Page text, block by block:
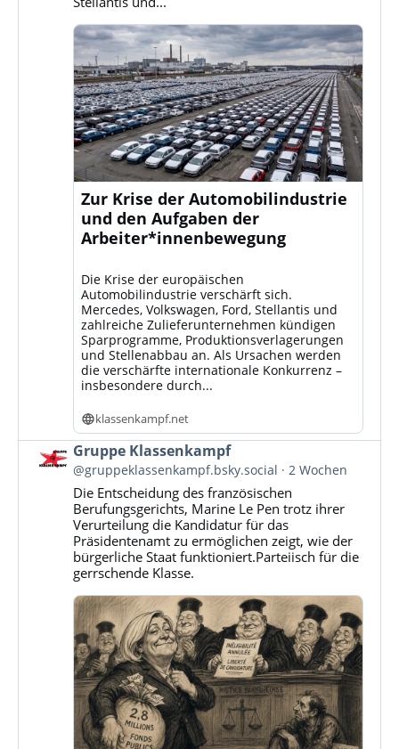
Zur Krise der Automobilindustrie
und den Aufgaben der
Arbeiter*innenbewegung
Die Krise der europäischen
Automobilindustrie verschärft sich.
Mercedes, Volkswagen, Ford, Stellantis und
zahlreiche Zulieferunternehmen kündigen
Sparprogramme, Produktionsverlagerungen
und Stellenabbau an. Als Ursachen werden
die verschärfte internationale Konkurrenz –
insbesondere durch...
klassenkampf.net
Beitrag
von
Gruppe
Klassenkampf
Bluesky
ansehen
Gruppe Klassenkampf
@gruppeklassenkampf.bsky.social 2 Wochen
Die Entscheidung des französischen
Berufungsgerichts, Marine Le Pen trotz ihrer
Verurteilung die Kandidatur für das
Präsidentenamt zu ermöglichen zeigt, wie der
bürgerliche Staat funktioniert.Parteiisch für die
gerrschende Klasse.